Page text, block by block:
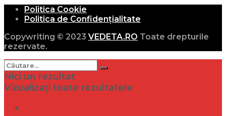
Politica Cookie
Politica de Confidențialitate
Copywriting © 2023 VEDETA.RO Toate drepturile
rezervate.
Nici un rezultat
Vizualizați toate rezultatele